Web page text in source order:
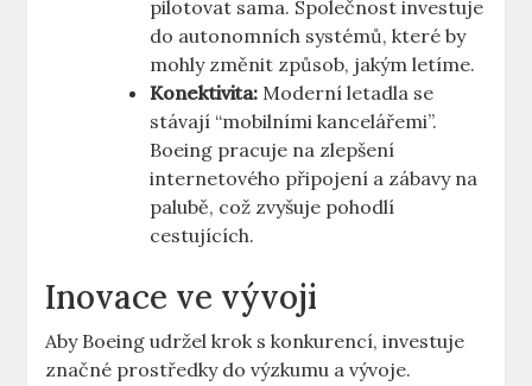
pilotovat sama. Společnost investuje
do⁢ autonomních systémů, které by
mohly změnit způsob, jakým letíme.
Konektivita: Moderní letadla se
stávají “mobilními kancelářemi”.
Boeing pracuje na​ zlepšení
internetového připojení a zábavy ⁢na
palubě, což zvyšuje ​pohodlí
cestujících.
Inovace ve ⁢vývoji
Aby Boeing ⁣udržel krok s konkurencí, investuje
‌značné prostředky do výzkumu a⁤ vývoje.